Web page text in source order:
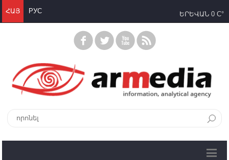
ՀԱՅ РУС ԵՐԵՎԱՆ 0 C°